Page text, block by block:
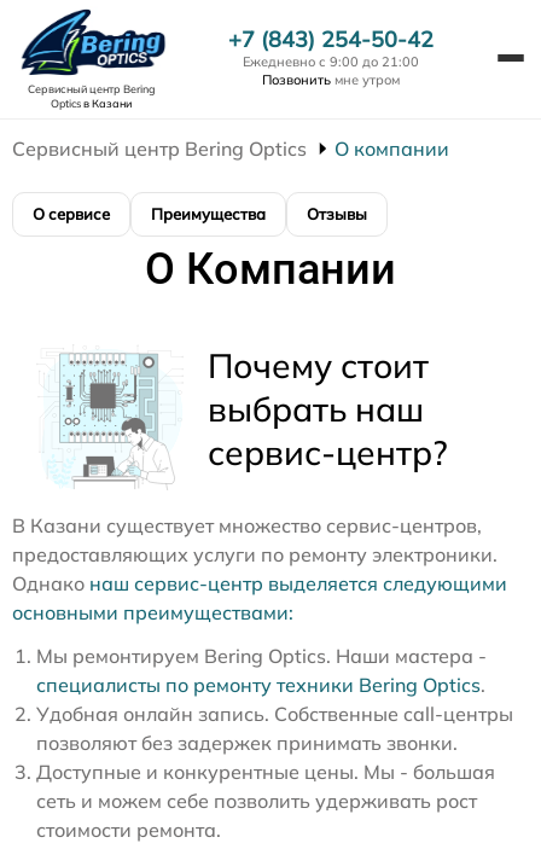
Сервисный центр Bering
Opticsв Казани
+7 (843) 254-50-42
Ежедневно с 9:00 до 21:00
Позвонить мне утром
Сервисный центр Bering Optics О компании
О сервисе Преимущества Отзывы
О Компании
Почему стоит
выбрать наш
сервис-центр?
В Казани существует множество сервис-центров,
предоставляющих услуги по ремонту электроники.
Однако наш сервис-центр выделяется следующими
основными преимуществами:
Мы ремонтируем Bering Optics. Наши мастера -
специалисты по ремонту техники Bering Optics.
Удобная онлайн запись. Собственные call-центры
позволяют без задержек принимать звонки.
Доступные и конкурентные цены. Мы - большая
сеть и можем себе позволить удерживать рост
стоимости ремонта.